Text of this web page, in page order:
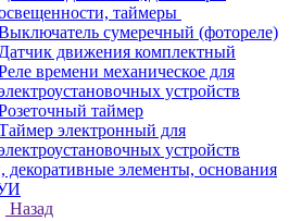
таймеры
сумеречный (фотореле)
Датчик движения комплектный
времени механическое для
устройств
таймер
электронный для
устройств
декоративные элементы, основания
Назад